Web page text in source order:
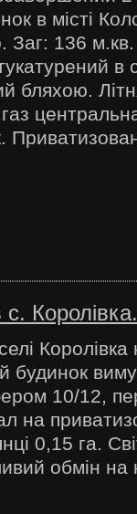
в місті
Заг: 136
в
бляхою.
Королівка.
будинок
10/12,
на
0,15 га.
обмін на